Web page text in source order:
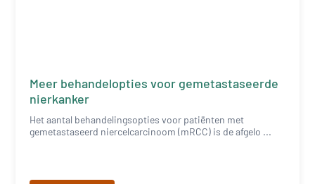
Meer behandelopties voor gemetastaseerde
nierkanker
Het aantal behandelingsopties voor patiënten met
gemetastaseerd niercelcarcinoom (mRCC) is de afgelo ...